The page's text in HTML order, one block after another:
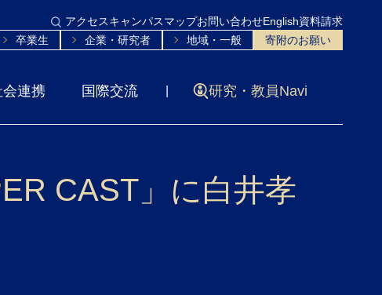
アクセスキャンパスマップお問い合わせEnglish資料請求
卒業生 企業・研究者 地域・一般 寄附のお願い
会連携 国際交流 研究・教員Navi
CAST」に白井孝